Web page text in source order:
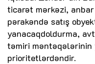
ticarət mərkəzi,
pərakəndə satış
yanacaqdoldurma,
təmiri məntəqələrinin
prioritetlərdəndir.